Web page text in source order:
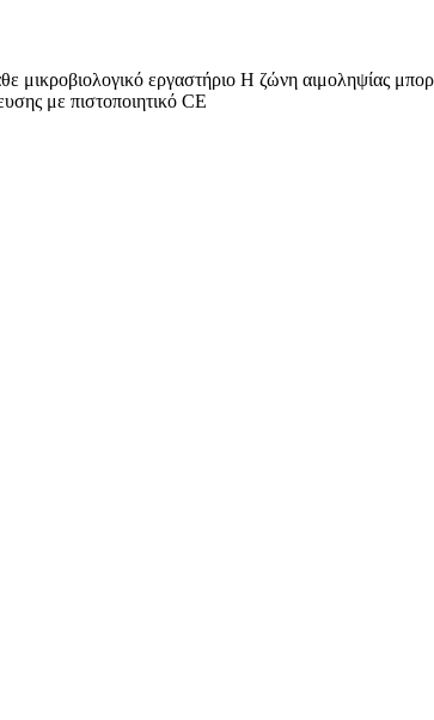
εργαστήριο Η ζώνη αιμοληψίας
με πιστοποιητικό CE